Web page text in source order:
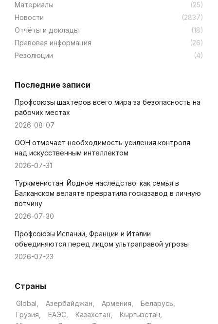
Материалы
(25)
Новости
(2837)
Отчёты и доклады
(18)
Правовая информация
(26)
Резолюции
(4)
Последние записи
Профсоюзы шахтеров всего мира за безопасность на
рабочих местах
2026-08-07
ООН отмечает необходимость усиления контроля
над искусственным интеллектом
2026-07-31
Туркменистан: Йодное наследство: как семья в
Балканском велаяте превратила госказавод в личную
вотчину
2026-07-30
Профсоюзы Испании, Франции и Италии
объединяются перед лицом ультраправой угрозы
2026-07-23
Страны
Global Азербайджан Армения
Беларусь
Грузия
ЕАЭС Казахстан
Кыргызстан